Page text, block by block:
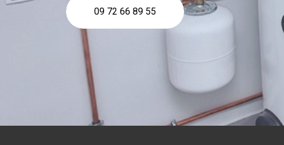
09 72 66 89 55